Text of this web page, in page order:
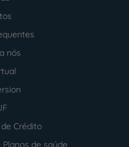
nós
Crédito
de saúde